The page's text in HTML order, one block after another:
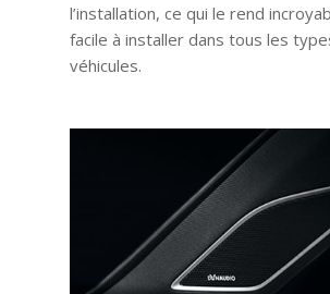
l’installation, ce qui le rend
facile à installer dans tous les
véhicules.